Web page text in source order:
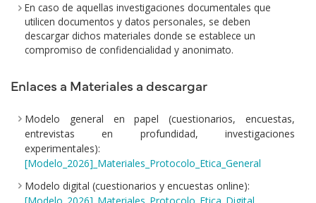
En caso de aquellas investigaciones documentales que
utilicen documentos y datos personales, se deben
descargar dichos materiales donde se establece un
compromiso de confidencialidad y anonimato.
Enlaces a Materiales a descargar
Modelo general en papel (cuestionarios, encuestas,
entrevistas en profundidad, investigaciones
experimentales):
[Modelo_2026]_Materiales_Protocolo_Etica_General
Modelo digital (cuestionarios y encuestas online):